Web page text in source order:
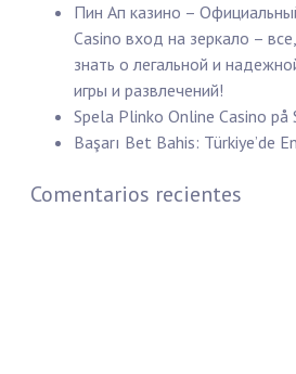
Пин Ап казино –
Casino вход на зеркало –
знать о легальной и
игры и развлечений!
Spela Plinko Online Casino på
Başarı Bet Bahis: Türkiye’de
Comentarios recientes